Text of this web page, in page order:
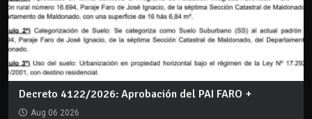
Decreto 4122/2026: Aprobación del PAI FARO +
Aug 06 2026